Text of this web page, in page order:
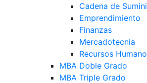
Cadena de
Emprendimiento
Finanzas
Mercadotecnia
Recursos
MBA Doble Grado
MBA Triple Grado